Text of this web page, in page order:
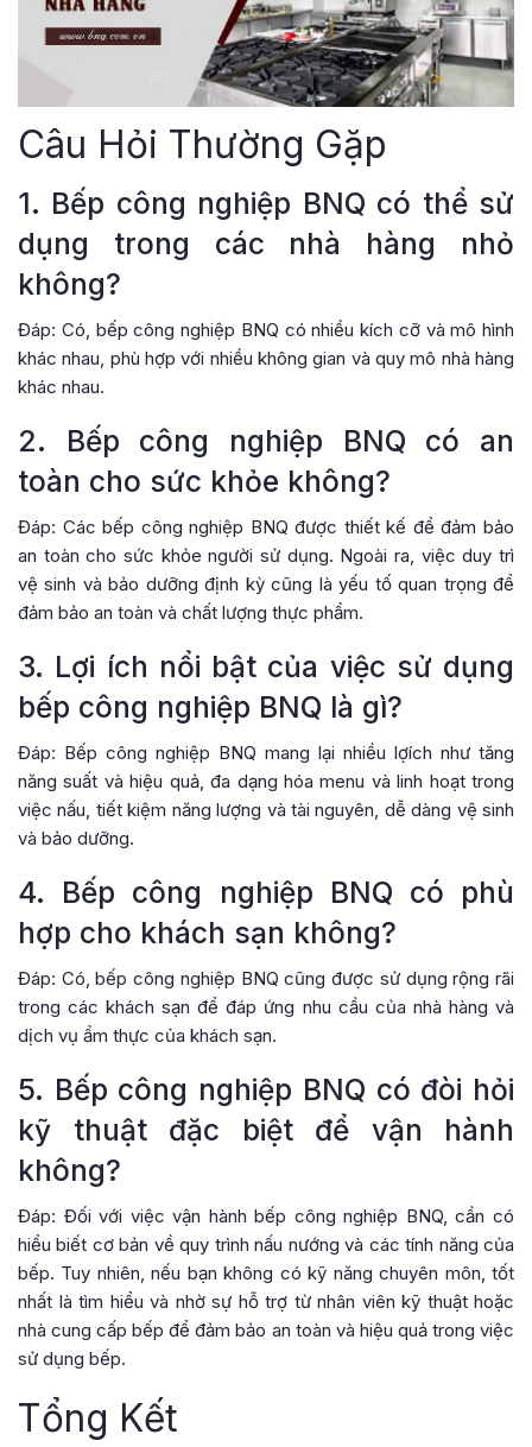
Câu Hỏi Thường Gặp
1. Bếp công nghiệp BNQ có thể sử
dụng trong các nhà hàng nhỏ
không?
Đáp: Có, bếp công nghiệp BNQ có nhiều kích cỡ và mô hình
khác nhau, phù hợp với nhiều không gian và quy mô nhà hàng
khác nhau.
2. Bếp công nghiệp BNQ có an
toàn cho sức khỏe không?
Đáp: Các bếp công nghiệp BNQ được thiết kế để đảm bảo
an toàn cho sức khỏe người sử dụng. Ngoài ra, việc duy trì
vệ sinh và bảo dưỡng định kỳ cũng là yếu tố quan trọng để
đảm bảo an toàn và chất lượng thực phẩm.
3. Lợi ích nổi bật của việc sử dụng
bếp công nghiệp BNQ là gì?
Đáp: Bếp công nghiệp BNQ mang lại nhiều lợích như tăng
năng suất và hiệu quả, đa dạng hóa menu và linh hoạt trong
việc nấu, tiết kiệm năng lượng và tài nguyên, dễ dàng vệ sinh
và bảo dưỡng.
4. Bếp công nghiệp BNQ có phù
hợp cho khách sạn không?
Đáp: Có, bếp công nghiệp BNQ cũng được sử dụng rộng rãi
trong các khách sạn để đáp ứng nhu cầu của nhà hàng và
dịch vụ ẩm thực của khách sạn.
5. Bếp công nghiệp BNQ có đòi hỏi
kỹ thuật đặc biệt để vận hành
không?
Đáp: Đối với việc vận hành bếp công nghiệp BNQ, cần có
hiểu biết cơ bản về quy trình nấu nướng và các tính năng của
bếp. Tuy nhiên, nếu bạn không có kỹ năng chuyên môn, tốt
nhất là tìm hiểu và nhờ sự hỗ trợ từ nhân viên kỹ thuật hoặc
nhà cung cấp bếp để đảm bảo an toàn và hiệu quả trong việc
sử dụng bếp.
Tổng Kết